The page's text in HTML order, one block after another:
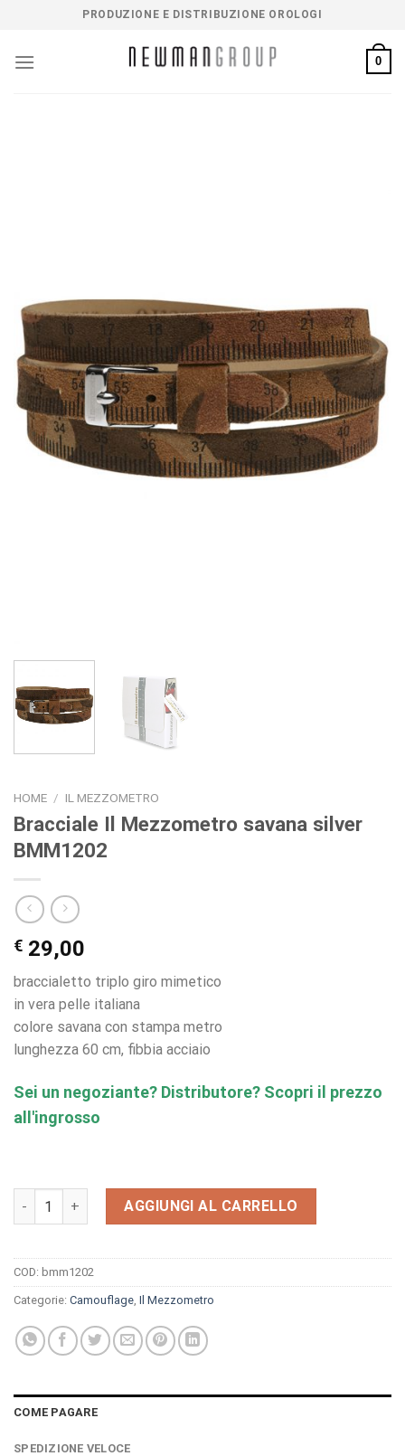
contenuti
PRODUZIONE E DISTRIBUZIONE OROLOGI
0
HOME / IL MEZZOMETRO
Bracciale Il Mezzometro savana silver
BMM1202
€ 29,00
braccialetto triplo giro mimetico
in vera pelle italiana
colore savana con stampa metro
lunghezza 60 cm, fibbia acciaio
Sei un negoziante? Distributore? Scopri il prezzo
all'ingrosso
Bracciale Il Mezzometro savana silver BMM1202 quantità
AGGIUNGI AL CARRELLO
COD: bmm1202
Categorie: Camouflage, Il Mezzometro
COME PAGARE
SPEDIZIONE VELOCE